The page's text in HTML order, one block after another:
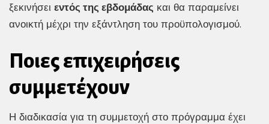
ξεκινήσει εντός της εβδομάδας και θα παραμείνει
ανοικτή μέχρι την εξάντληση του προϋπολογισμού.
Ποιες επιχειρήσεις
συμμετέχουν
Η διαδικασία για τη συμμετοχή στο πρόγραμμα έχει